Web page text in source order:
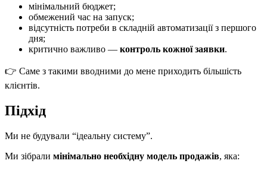
мінімальний бюджет;
обмежений час на запуск;
відсутність потреби в складній автоматизації з першого
дня;
критично важливо — контроль кожної заявки.
👉 Саме з такими вводними до мене приходить більшість
клієнтів.
Підхід
Ми не будували “ідеальну систему”.
Ми зібрали мінімально необхідну модель продажів, яка: